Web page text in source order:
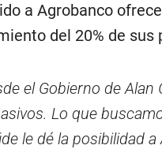
a Agrobanco
del 20% de sus
el Gobierno de Alan
Lo que
le dé la posibilidad